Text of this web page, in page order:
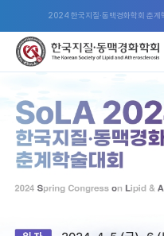
2024 한국지질·동맥경화학회 춘